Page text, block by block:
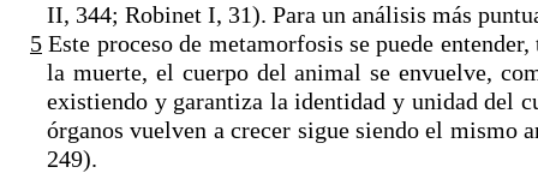
II, 344; Robinet I, 31). Para un análisis más
5 Este proceso de metamorfosis se puede
la muerte, el cuerpo del animal se envuelve,
existiendo y garantiza la identidad y unidad del
órganos vuelven a crecer sigue siendo el mismo
249).